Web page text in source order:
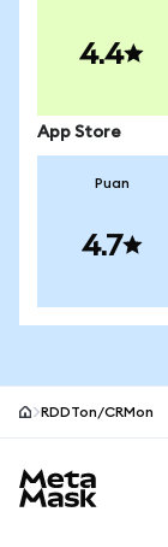
4.4
App Store
Puan
4.7
RDDTon/CRMon